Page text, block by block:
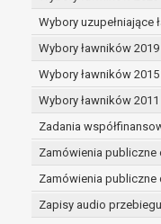
Wybory uzupełniające
Wybory ławników 2019
Wybory ławników 2015
Wybory ławników 2011
Zadania
Zamówienia publiczne
Zamówienia publiczne
Zapisy audio
prawo do